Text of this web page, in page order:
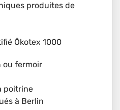
produites de
Ökotex 1000
ou fermoir
poitrine
à Berlin